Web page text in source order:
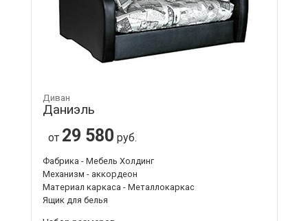
Диван
Даниэль
от 29 580 руб.
Фабрика - Мебель Холдинг
Механизм - аккордеон
Материал каркаса - Металлокаркас
Ящик для белья